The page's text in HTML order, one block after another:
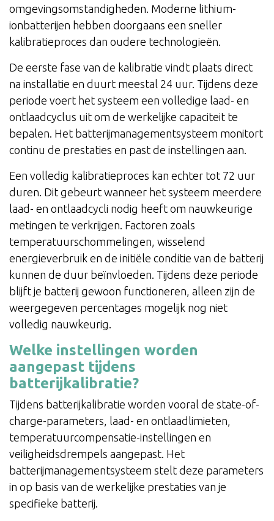
omgevingsomstandigheden. Moderne lithium-
ionbatterijen hebben doorgaans een sneller
kalibratieproces dan oudere technologieën.
De eerste fase van de kalibratie vindt plaats direct
na installatie en duurt meestal 24 uur. Tijdens deze
periode voert het systeem een volledige laad- en
ontlaadcyclus uit om de werkelijke capaciteit te
bepalen. Het batterijmanagementsysteem monitort
continu de prestaties en past de instellingen aan.
Een volledig kalibratieproces kan echter tot 72 uur
duren. Dit gebeurt wanneer het systeem meerdere
laad- en ontlaadcycli nodig heeft om nauwkeurige
metingen te verkrijgen. Factoren zoals
temperatuurschommelingen, wisselend
energieverbruik en de initiële conditie van de batterij
kunnen de duur beïnvloeden. Tijdens deze periode
blijft je batterij gewoon functioneren, alleen zijn de
weergegeven percentages mogelijk nog niet
volledig nauwkeurig.
Welke instellingen worden
aangepast tijdens
batterijkalibratie?
Tijdens batterijkalibratie worden vooral de state-of-
charge-parameters, laad- en ontlaadlimieten,
temperatuurcompensatie-instellingen en
veiligheidsdrempels aangepast. Het
batterijmanagementsysteem stelt deze parameters
in op basis van de werkelijke prestaties van je
specifieke batterij.